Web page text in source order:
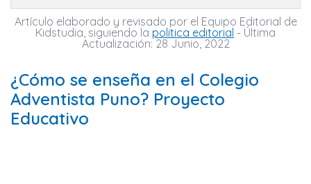
Artículo elaborado y revisado por el Equipo Editorial de
Kidstudia, siguiendo la politica editorial - Última
Actualización: 28 Junio, 2022
¿Cómo se enseña en el Colegio
Adventista Puno? Proyecto
Educativo